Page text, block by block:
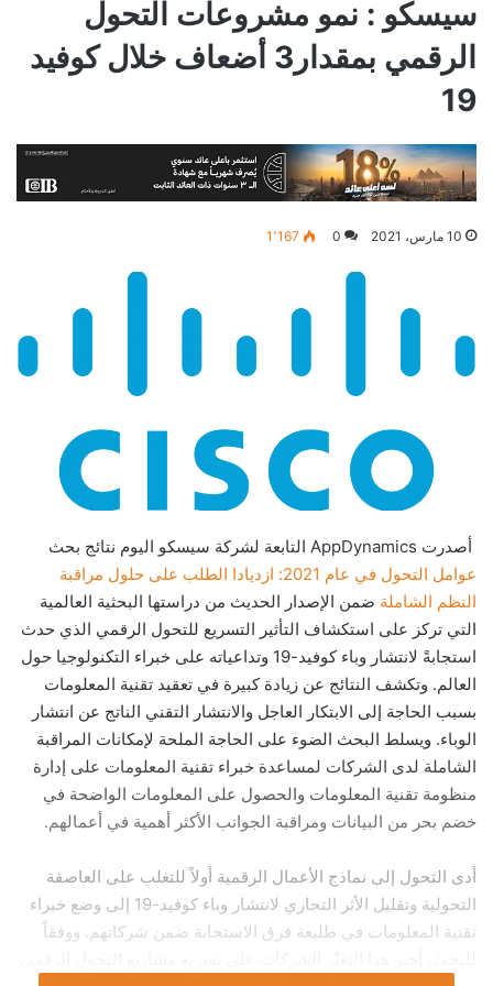
سيسكو : نمو مشروعات التحول
الرقمي بمقدار3 أضعاف خلال كوفيد
19
10 مارس، 2021 0 1٬167
أصدرت AppDynamics التابعة لشركة سيسكو اليوم نتائج بحث
عوامل التحول في عام 2021: ازديادا الطلب على حلول مراقبة
النظم الشاملة ضمن الإصدار الحديث من دراستها البحثية العالمية
التي تركز على استكشاف التأثير التسريع للتحول الرقمي الذي حدث
استجابةً لانتشار وباء كوفيد-19 وتداعياته على خبراء التكنولوجيا حول
العالم. وتكشف النتائج عن زيادة كبيرة في تعقيد تقنية المعلومات
بسبب الحاجة إلى الابتكار العاجل والانتشار التقني الناتج عن انتشار
الوباء. ويسلط البحث الضوء على الحاجة الملحة لإمكانات المراقبة
الشاملة لدى الشركات لمساعدة خبراء تقنية المعلومات على إدارة
منظومة تقنية المعلومات والحصول على المعلومات الواضحة في
خضم بحر من البيانات ومراقبة الجوانب الأكثر أهمية في أعمالهم.
أدى التحول إلى نماذج الأعمال الرقمية أولاً للتغلب على العاصفة
التحولية وتقليل الأثر التجاري لانتشار وباء كوفيد-19 إلى وضع خبراء
تقنية المعلومات في طليعة فرق الاستجابة ضمن شركاتهم. ووفقاً